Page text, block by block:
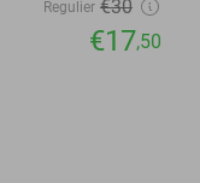
Regulier €30
€17,50